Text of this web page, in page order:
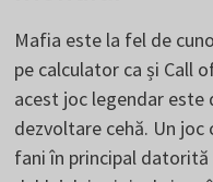
Mafia este la fel de
pe calculator ca și Call
acest joc legendar
dezvoltare cehă. Un
fani în principal